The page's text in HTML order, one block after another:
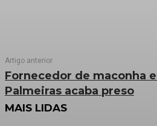
Artigo anterior
Fornecedor de maconha
Palmeiras acaba preso
MAIS LIDAS